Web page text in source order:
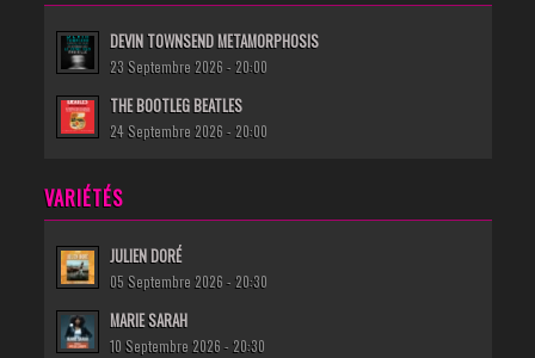
DEVIN TOWNSEND METAMORPHOSIS
23 Septembre 2026 - 20:00
THE BOOTLEG BEATLES
24 Septembre 2026 - 20:00
VARIÉTÉS
JULIEN DORÉ
05 Septembre 2026 - 20:30
MARIE SARAH
10 Septembre 2026 - 20:30